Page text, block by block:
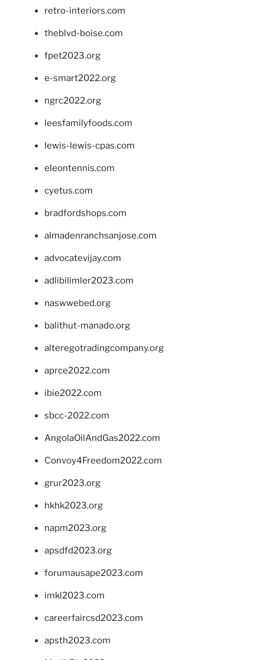
retro-interiors.com
theblvd-boise.com
fpet2023.org
e-smart2022.org
ngrc2022.org
leesfamilyfoods.com
lewis-lewis-cpas.com
eleontennis.com
cyetus.com
bradfordshops.com
almadenranchsanjose.com
advocatevijay.com
adlibilimler2023.com
naswwebed.org
balithut-manado.org
alteregotradingcompany.org
aprce2022.com
ibie2022.com
sbcc-2022.com
AngolaOilAndGas2022.com
Convoy4Freedom2022.com
grur2023.org
hkhk2023.org
napm2023.org
apsdfd2023.org
forumausape2023.com
imkl2023.com
careerfaircsd2023.com
apsth2023.com